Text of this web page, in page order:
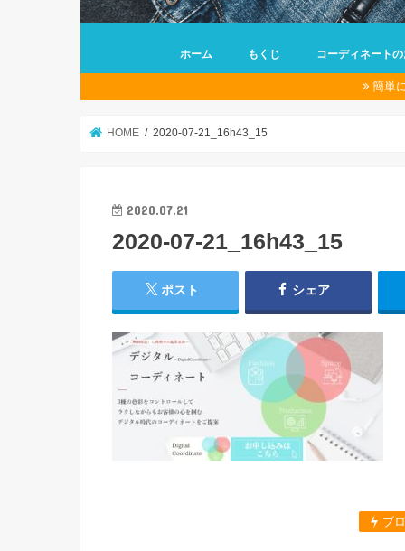
ホーム もくじ コーディネート
簡単
HOME 2020-07-21_16h43_15
2020.07.21
2020-07-21_16h43_15
ポスト シェア
ブ